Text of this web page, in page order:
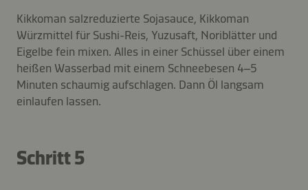
Kikkoman salzreduzierte Sojasauce, Kikkoman
Würzmittel für Sushi-Reis, Yuzusaft, Noriblätter und
Eigelbe fein mixen. Alles in einer Schüssel über einem
heißen Wasserbad mit einem Schneebesen 4–5
Minuten schaumig aufschlagen. Dann Öl langsam
einlaufen lassen.
Schritt 5